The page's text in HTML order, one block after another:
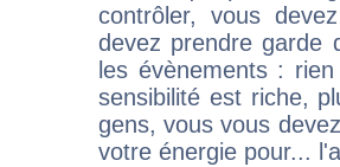
contrôler, vous
devez prendre garde
les évènements :
sensibilité est riche,
gens, vous vous
votre énergie pour...